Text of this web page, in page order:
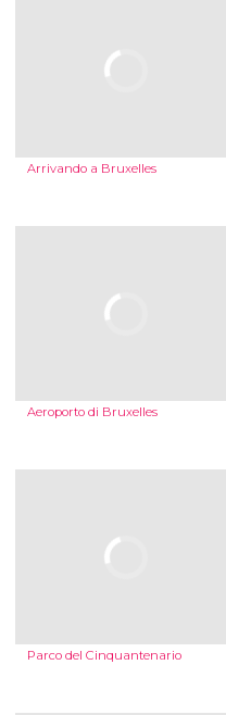
Arrivando a Bruxelles
Aeroporto di Bruxelles
Parco del Cinquantenario